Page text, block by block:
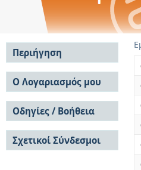
Περιήγηση
Σε όλο το DSpace
Κοινότητες & Συλλογές
Ανά Ημερομηνία
Έκδοσης
Συγγραφείς
Τίτλοι
Θέματα
Ο Λογαριασμός μου
Σύνδεση
Εγγραφή
Οδηγίες / Βοήθεια
Οδηγίες Υποβολής
Οδηγίες Χρήσης ΙΑ
Συχνές Ερωτήσεις
Σχετικοί Σύνδεσμοι